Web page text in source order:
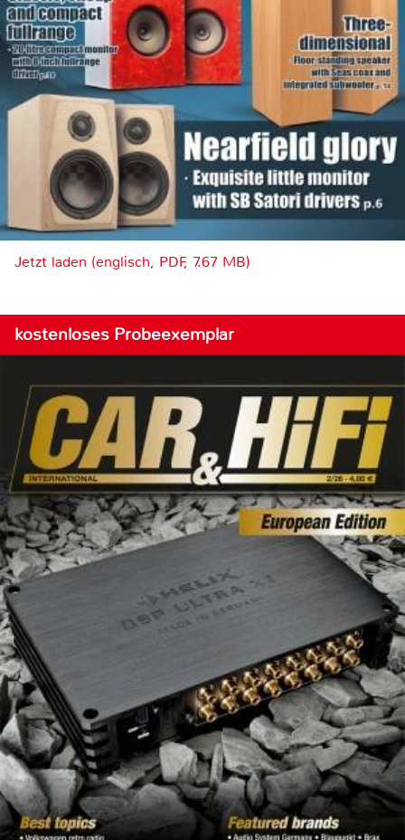
Jetzt laden (englisch, PDF, 7.67 MB)
kostenloses Probeexemplar